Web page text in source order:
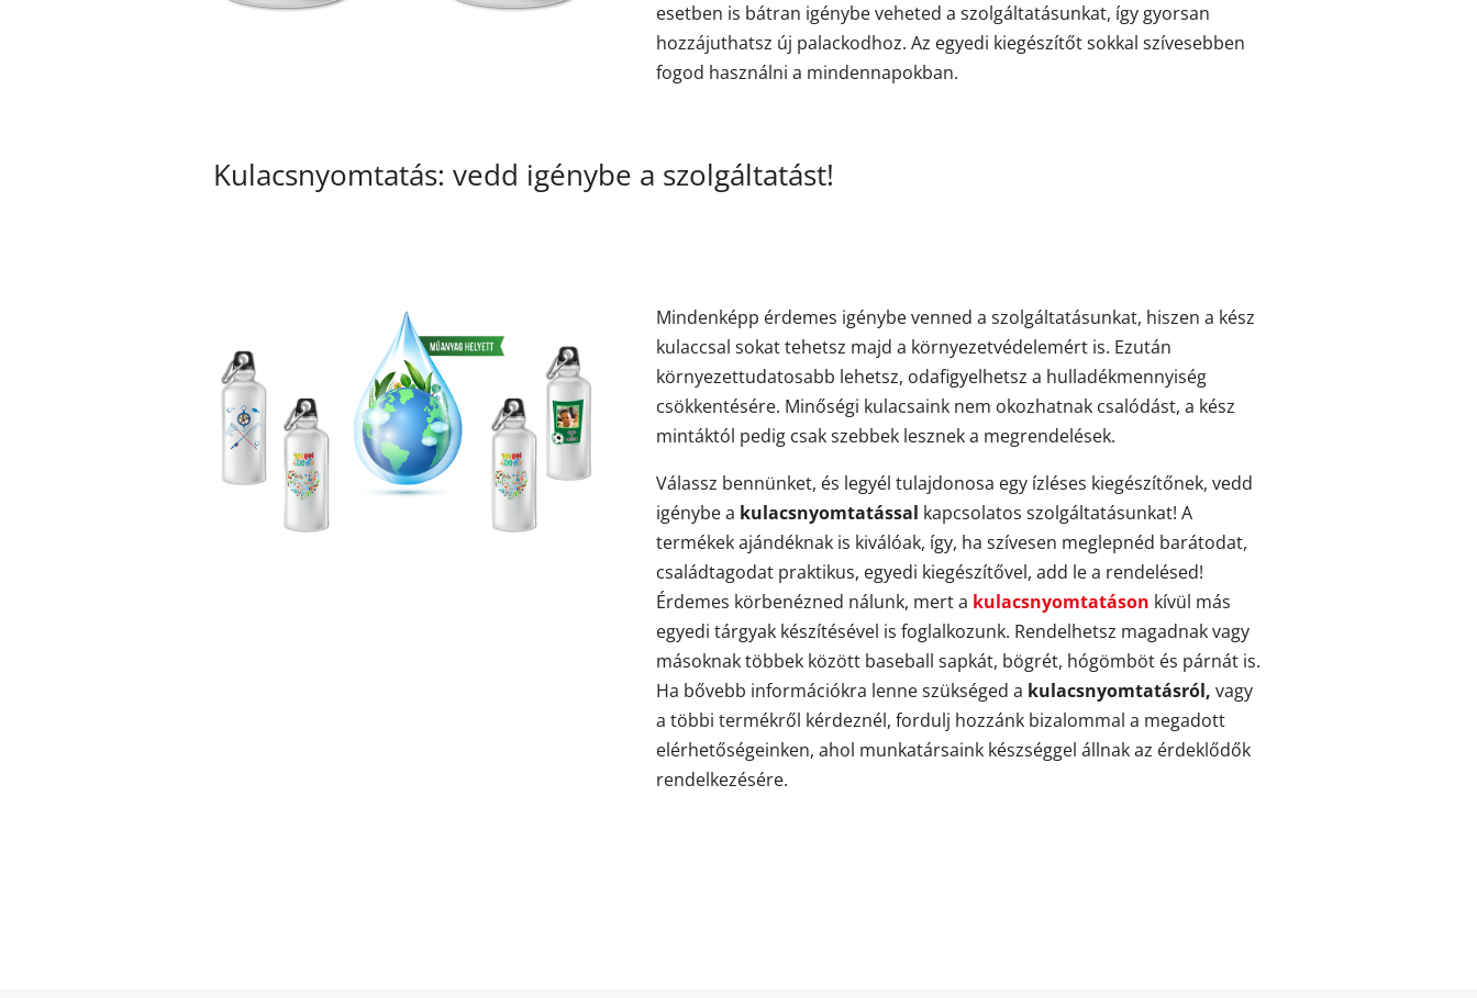
esetben is bátran igénybe veheted a szolgáltatásunkat, így gyorsan
hozzájuthatsz új palackodhoz. Az egyedi kiegészítőt sokkal szívesebben
fogod használni a mindennapokban.
Kulacsnyomtatás: vedd igénybe a szolgáltatást!
Mindenképp érdemes igénybe venned a szolgáltatásunkat, hiszen a kész
kulaccsal sokat tehetsz majd a környezetvédelemért is. Ezután
környezettudatosabb lehetsz, odafigyelhetsz a hulladékmennyiség
csökkentésére. Minőségi kulacsaink nem okozhatnak csalódást, a kész
mintáktól pedig csak szebbek lesznek a megrendelések.
Válassz bennünket, és legyél tulajdonosa egy ízléses kiegészítőnek, vedd
igénybe a kulacsnyomtatással kapcsolatos szolgáltatásunkat! A
termékek ajándéknak is kiválóak, így, ha szívesen meglepnéd barátodat,
családtagodat praktikus, egyedi kiegészítővel, add le a rendelésed!
Érdemes körbenézned nálunk, mert a kulacsnyomtatáson kívül más
egyedi tárgyak készítésével is foglalkozunk. Rendelhetsz magadnak vagy
másoknak többek között baseball sapkát, bögrét, hógömböt és párnát is.
Ha bővebb információkra lenne szükséged a kulacsnyomtatásról, vagy
a többi termékről kérdeznél, fordulj hozzánk bizalommal a megadott
elérhetőségeinken, ahol munkatársaink készséggel állnak az érdeklődők
rendelkezésére.